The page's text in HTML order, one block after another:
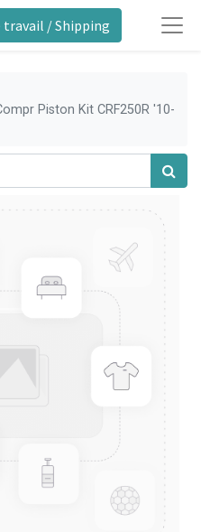
travail / Shipping
Piston Kit CRF250R '10-